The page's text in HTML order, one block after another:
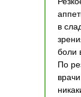
в
боли
По